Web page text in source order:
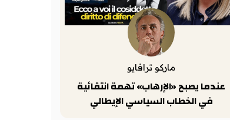
ماركو ترافايو
عندما يصبح «الإرهاب» تهمة انتقائية
في الخطاب السياسي الإيطالي